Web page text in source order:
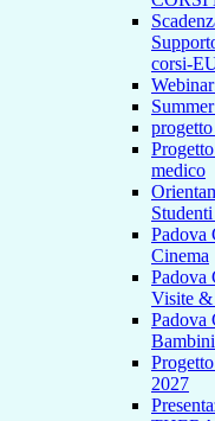
corsi-
medico
Padova
Cinema
Padova
Visite
Padova
2027